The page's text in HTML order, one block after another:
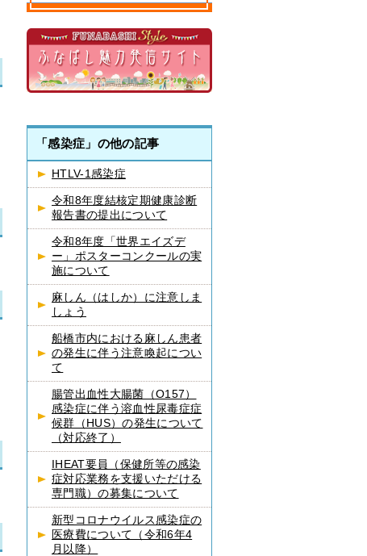
「感染症」の他の記事
HTLV-1感染症
令和8年度結核定期健康診断
報告書の提出について
令和8年度「世界エイズデ
ー」ポスターコンクールの実
施について
麻しん（はしか）に注意しま
しょう
船橋市内における麻しん患者
の発生に伴う注意喚起につい
て
腸管出血性大腸菌（O157）
感染症に伴う溶血性尿毒症症
候群（HUS）の発生について
（対応終了）
IHEAT要員（保健所等の感染
症対応業務を支援いただける
専門職）の募集について
新型コロナウイルス感染症の
医療費について（令和6年4
月以降）